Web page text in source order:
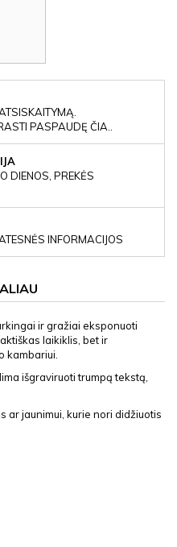
PASPAUDĘ ČIA..
DIENOS, PREKĖS
INFORMACIJOS
ir gražiai eksponuoti
laikiklis, bet ir
kambariui.
išgraviruoti trumpą tekstą,
ar jaunimui, kurie nori didžiuotis